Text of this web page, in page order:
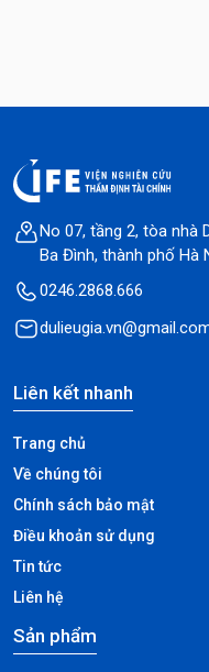
No 07, tầng 2, tòa nhà
Ba Đình, thành phố Hà
0246.2868.666
Liên kết nhanh
Trang chủ
Về chúng tôi
Chính sách bảo mật
Điều khoản sử dụng
Tin tức
Liên hệ
Sản phẩm